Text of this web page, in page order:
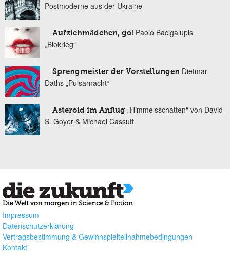
Postmoderne aus der Ukraine
Aufziehmädchen, go! Paolo Bacigalupis
„Biokrieg“
Sprengmeister der Vorstellungen Dietmar
Daths „Pulsarnacht“
Asteroid im Anflug „Himmelsschatten“ von David
S. Goyer & Michael Cassutt
Impressum
Datenschutzerklärung
Vertragsbestimmung & Gewinnspielteilnahmebedingungen
Kontakt